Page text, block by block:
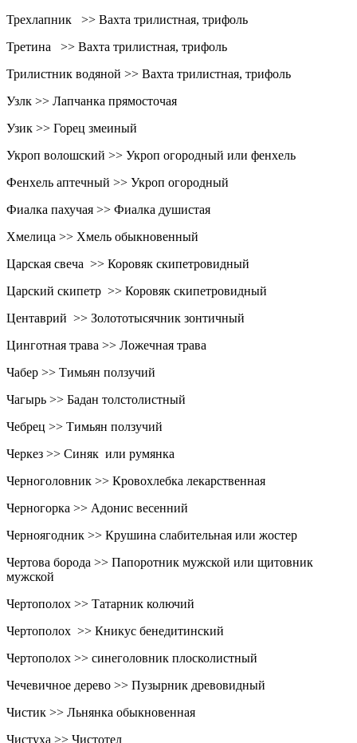
Трехлапник >> Вахта трилистная, трифоль
Третина >> Вахта трилистная, трифоль
Трилистник водяной >> Вахта трилистная, трифоль
Узлк >> Лапчанка прямосточая
Узик >> Горец змеиный
Укроп волошский >> Укроп огородный или фенхель
Фенхель аптечный >> Укроп огородный
Фиалка пахучая >> Фиалка душистая
Хмелица >> Хмель обыкновенный
Царская свеча >> Коровяк скипетровидный
Царский скипетр >> Коровяк скипетровидный
Центаврий >> Золототысячник зонтичный
Цинготная трава >> Ложечная трава
Чабер >> Тимьян ползучий
Чагырь >> Бадан толстолистный
Чебрец >> Тимьян ползучий
Черкез >> Синяк или румянка
Черноголовник >> Кровохлебка лекарственная
Черногорка >> Адонис весенний
Черноягодник >> Крушина слабительная или жостер
Чертова борода >> Папоротник мужской или щитовник
мужской
Чертополох >> Татарник колючий
Чертополох >> Кникус бенедитинский
Чертополох >> синеголовник плосколистный
Чечевичное дерево >> Пузырник древовидный
Чистик >> Льнянка обыкновенная
Чистуха >> Чистотел